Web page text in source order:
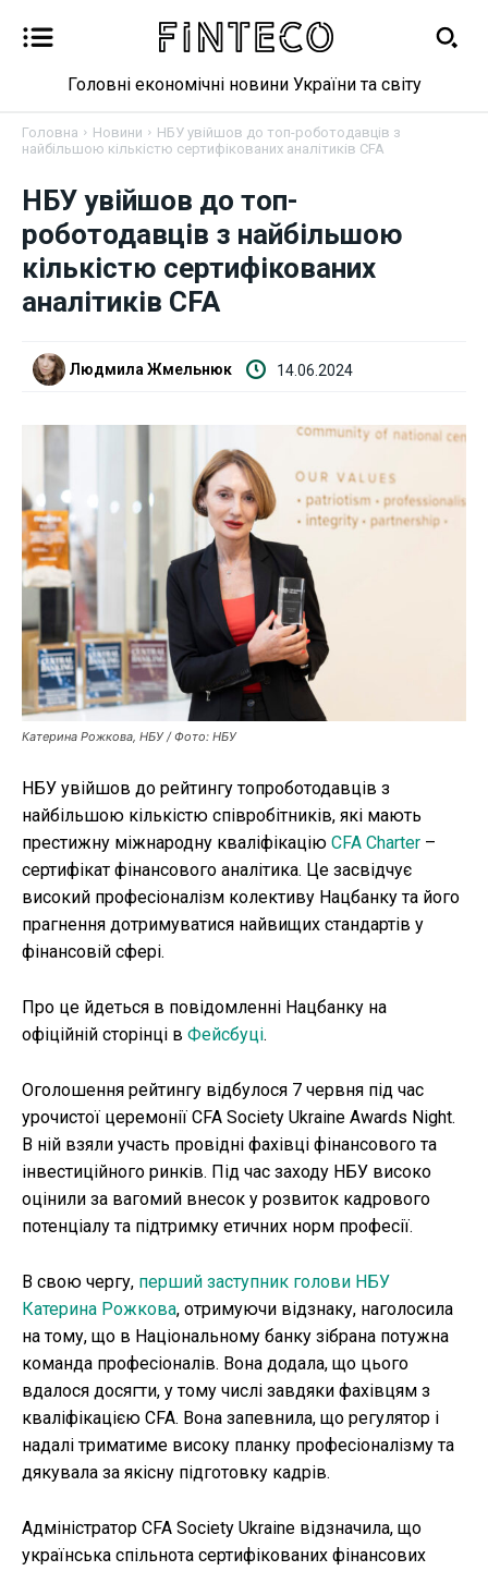
Новини
Бізнес
Фінанси
Робота і освіта
Публікації
ФОП
Курс валют
Ми в соц. мережах
Головні економічні новини України та світу
Головна Новини
НБУ увійшов до топ-роботодавців з
найбільшою кількістю сертифікованих аналітиків CFA
НБУ увійшов до топ-
роботодавців з найбільшою
кількістю сертифікованих
аналітиків CFA
Людмила Жмельнюк 14.06.2024
Катерина Рожкова, НБУ / Фото: НБУ
НБУ увійшов до рейтингу топроботодавців з
найбільшою кількістю співробітників, які мають
престижну міжнародну кваліфікацію CFA Charter –
сертифікат фінансового аналітика. Це засвідчує
високий професіоналізм колективу Нацбанку та його
прагнення дотримуватися найвищих стандартів у
фінансовій сфері.
Про це йдеться в повідомленні Нацбанку на
офіційній сторінці в Фейсбуці.
Оголошення рейтингу відбулося 7 червня під час
урочистої церемонії CFA Society Ukraine Awards Night.
В ній взяли участь провідні фахівці фінансового та
інвестиційного ринків. Під час заходу НБУ високо
оцінили за вагомий внесок у розвиток кадрового
потенціалу та підтримку етичних норм професії.
В свою чергу, перший заступник голови НБУ
Катерина Рожкова, отримуючи відзнаку, наголосила
на тому, що в Національному банку зібрана потужна
команда професіоналів. Вона додала, що цього
вдалося досягти, у тому числі завдяки фахівцям з
кваліфікацією CFA. Вона запевнила, що регулятор і
надалі триматиме високу планку професіоналізму та
дякувала за якісну підготовку кадрів.
Адміністратор CFA Society Ukraine відзначила, що
українська спільнота сертифікованих фінансових